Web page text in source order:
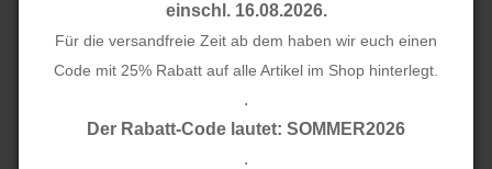
einschl. 16.08.2026.
Für die versandfreie Zeit ab dem haben wir euch einen
Code mit 25% Rabatt auf alle Artikel im Shop hinterlegt.
.
Der Rabatt-Code lautet: SOMMER2026
.